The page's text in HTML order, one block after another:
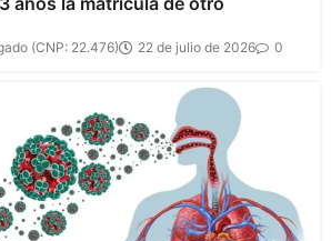
(CNP: 22.476) 22 de julio de 2026 0